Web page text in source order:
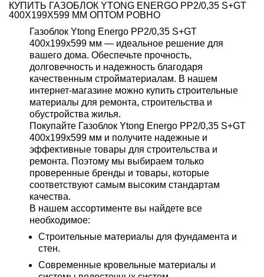
КУПИТЬ ГАЗОБЛОК YTONG ENERGO PP2/0,35 S+GT
400Х199Х599 ММ ОПТОМ РОВНО
Газоблок Ytong Energo PP2/0,35 S+GT
400х199х599 мм — идеальное решение для
вашего дома. Обеспечьте прочность,
долговечность и надежность благодаря
качественным стройматериалам. В нашем
интернет-магазине можно купить строительные
материалы для ремонта, строительства и
обустройства жилья.
Покупайте Газоблок Ytong Energo PP2/0,35 S+GT
400х199х599 мм и получите надежные и
эффективные товары для строительства и
ремонта. Поэтому мы выбираем только
проверенные бренды и товары, которые
соответствуют самым высоким стандартам
качества.
В нашем ассортименте вы найдете все
необходимое:
Строительные материалы для фундамента и
стен.
Современные кровельные материалы и